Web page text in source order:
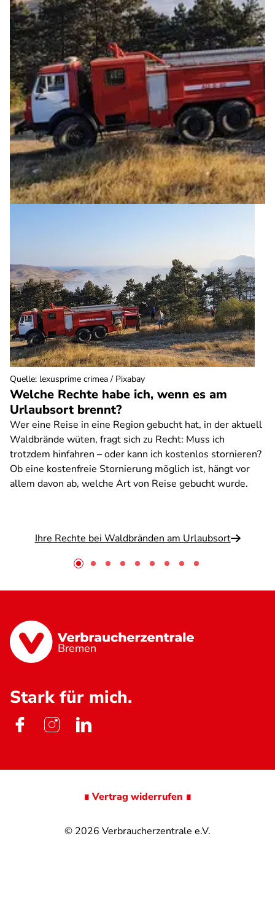
Welche Rechte habe ich, wenn es am
Urlaubsort brennt?
Wer eine Reise in eine Region gebucht hat, in der aktuell
Waldbrände wüten, fragt sich zu Recht: Muss ich
trotzdem hinfahren – oder kann ich kostenlos stornieren?
Ob eine kostenfreie Stornierung möglich ist, hängt vor
allem davon ab, welche Art von Reise gebucht wurde.
Ihre Rechte bei Waldbränden am Urlaubsort
Quelle: lexusprime crimea / Pixabay
Bremen
Stark für mich.
© 2026 Verbraucherzentrale e.V.
∎ Vertrag widerrufen ∎